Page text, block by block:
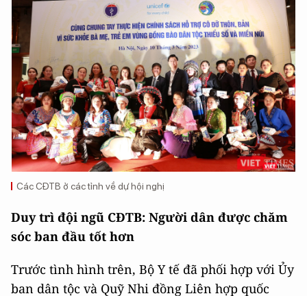
Các CĐTB ở các tỉnh về dự hội nghị
Duy trì đội ngũ CĐTB: Người dân được chăm
sóc ban đầu tốt hơn
Trước tình hình trên, Bộ Y tế đã phối hợp với Ủy
ban dân tộc và Quỹ Nhi đồng Liên hợp quốc